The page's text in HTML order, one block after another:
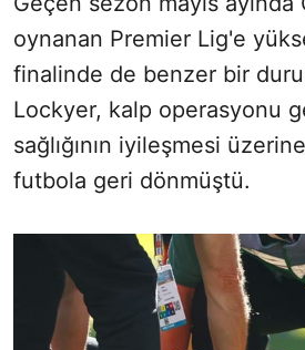
oynanan Premier Lig'e
finalinde de benzer bir
Lockyer, kalp operasyonu
sağlığının iyileşmesi
futbola geri dönmüştü.